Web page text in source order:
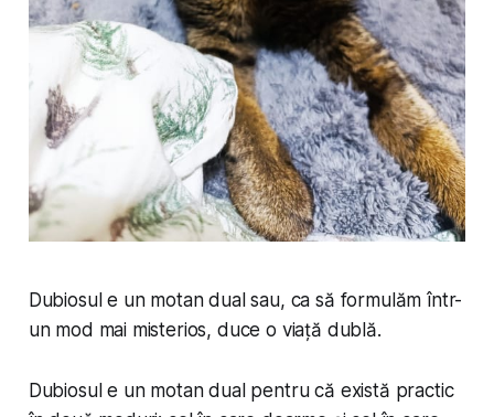
Dubiosul e un motan dual sau, ca să formulăm într-
un mod mai misterios, duce o viață dublă.
Dubiosul e un motan dual pentru că există practic